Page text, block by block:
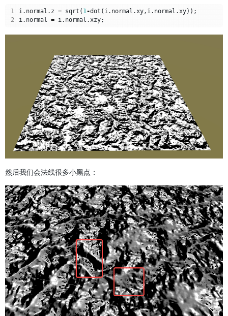
1 i. normal . z = sqrt ( 1-dot ( i. normal .xy, i. normal .xy));
2
i. normal = i. normal .xzy;
然后我们会法线很多小黑点：